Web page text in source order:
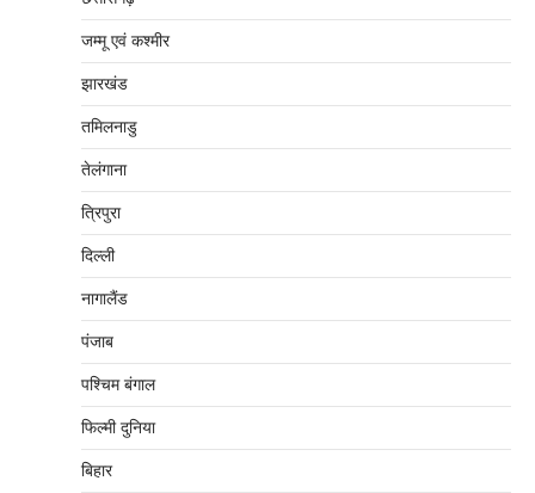
जम्‍मू एवं कश्‍मीर
झारखंड
तमिलनाडु
तेलंगाना
त्रिपुरा
दिल्‍ली
नागालैंड
पंजाब
पश्चिम बंगाल
फिल्मी दुनिया
बिहार